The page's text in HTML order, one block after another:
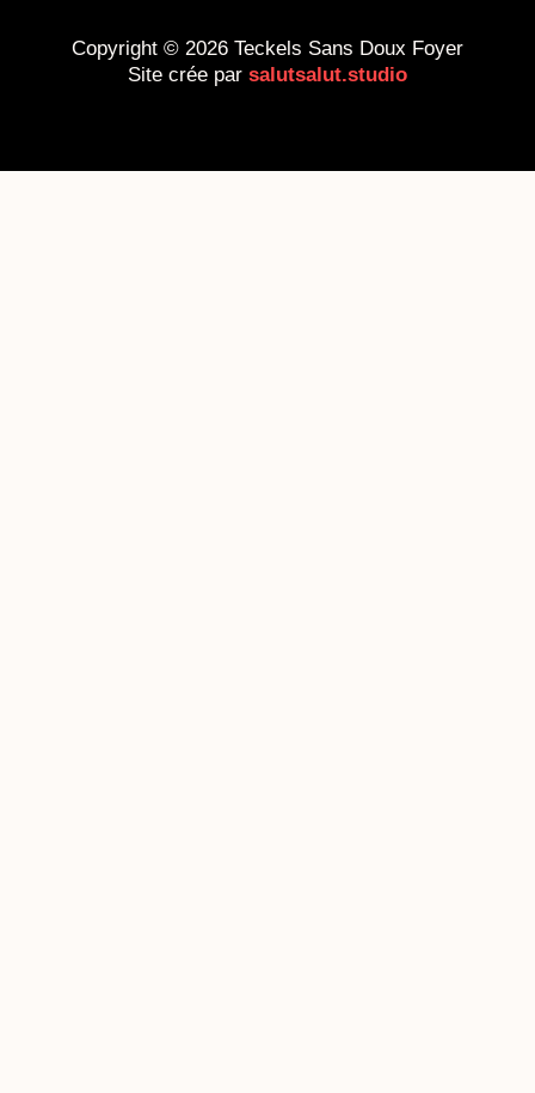
Copyright © 2026 Teckels Sans Doux Foyer
Site crée par salutsalut.studio